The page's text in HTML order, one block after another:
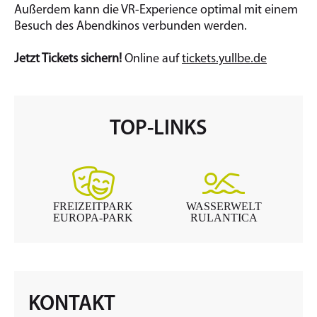
Außerdem kann die VR-Experience optimal mit einem
Besuch des Abendkinos verbunden werden.
Jetzt Tickets sichern! Online auftickets.yullbe.de
TOP-LINKS
FREIZEITPARK
EUROPA-PARK
WASSERWELT
RULANTICA
KONTAKT